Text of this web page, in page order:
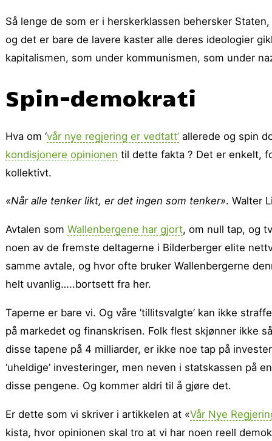
Så lenge de som er i herskerklassen behersker
og det er bare de lavere kaster alle deres ideologier
kapitalismen, som under kommunismen, som under
Spin-demokrati
Hva om ‘vår nye regjering er vedtatt’ allerede og spin
kondisjonere opinionen til dette fakta ? Det er enkelt,
kollektivt.
«Når alle tenker likt, er det ingen som tenker». Walter
Avtalen som Wallenbergene har gjort, om null tap, og
noen av de fremste deltagerne i Bilderberger elite
samme avtale, og hvor ofte bruker Wallenbergerne
helt uvanlig…..bortsett fra her.
Taperne er bare vi. Og våre ’tillitsvalgte’ kan ikke
på markedet og finanskrisen. Folk flest skjønner ikke
disse tapene på 4 milliarder, er ikke noe tap på
‘uheldige’ investeringer, men neven i statskassen på
disse pengene. Og kommer aldri til å gjøre det.
Er dette som vi skriver i artikkelen at «Vår Nye
kista, hvor opinionen skal tro at vi har noen reell